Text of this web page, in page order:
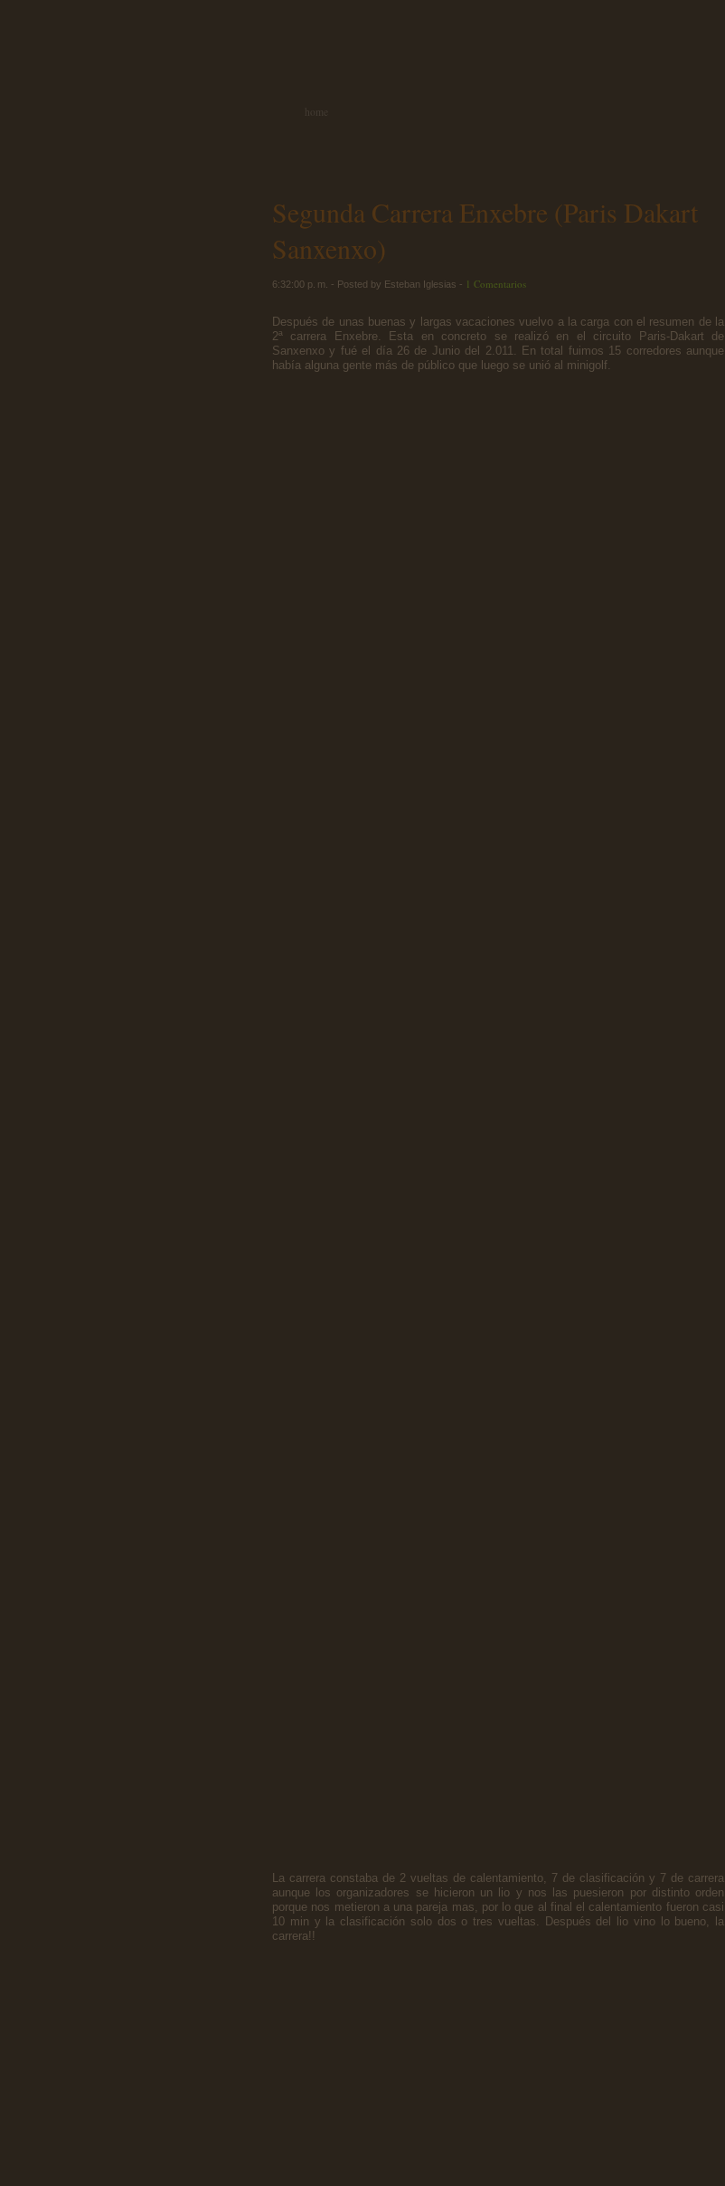
home
Segunda Carrera Enxebre (Paris Dakart
Sanxenxo)
6:32:00 p. m. - Posted by Esteban Iglesias - 1 Comentarios
Después de unas buenas y largas vacaciones vuelvo a la carga con el resumen de la
2ª carrera Enxebre. Esta en concreto se realizó en el circuito Paris-Dakart de
Sanxenxo y fué el día 26 de Junio del 2.011. En total fuimos 15 corredores aunque
había alguna gente más de público que luego se unió al minigolf.
La carrera constaba de 2 vueltas de calentamiento, 7 de clasificación y 7 de carrera
aunque los organizadores se hicieron un lio y nos las puesieron por distinto orden
porque nos metieron a una pareja mas, por lo que al final el calentamiento fueron casi
10 min y la clasificación solo dos o tres vueltas. Después del lio vino lo bueno, la
carrera!!